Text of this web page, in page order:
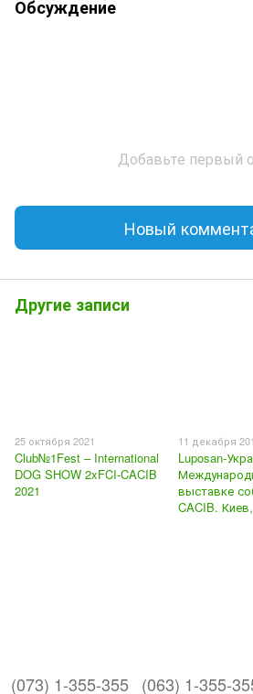
Обсуждение
Добавьте первый
Новый
Другие записи
25 октября 2021
Club№1Fest – International
DOG SHOW 2xFCI-CACIB
2021
11 декабря
Luposan-
выставке
CACIB.
(073) 1-355-355 (063) 1-355-